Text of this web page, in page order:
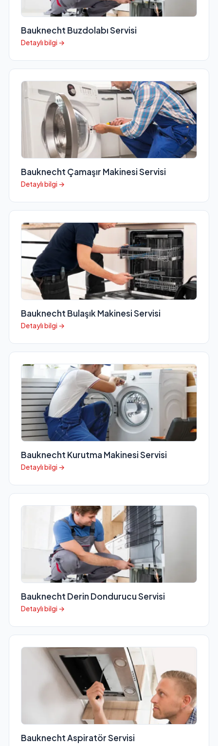
Bauknecht Buzdolabı Servisi
Detaylı bilgi →
Bauknecht Çamaşır Makinesi Servisi
Detaylı bilgi →
Bauknecht Bulaşık Makinesi Servisi
Detaylı bilgi →
Bauknecht Kurutma Makinesi Servisi
Detaylı bilgi →
Bauknecht Derin Dondurucu Servisi
Detaylı bilgi →
Bauknecht Aspiratör Servisi